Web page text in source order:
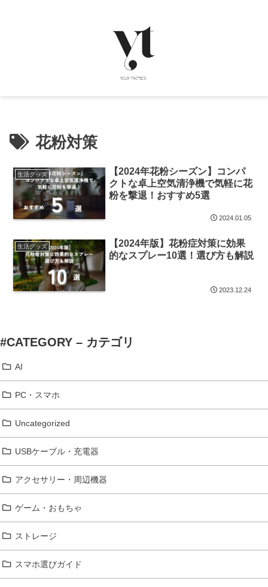
花粉対策
生活グッズ
【2024年花粉シーズン】コンパ
クトな卓上空気清浄機で気軽に花
粉を撃退！おすすめ5選
2024.01.05
生活グッズ
【2024年版】花粉症対策に効果
的なスプレー10選！選び方も解説
2023.12.24
#CATEGORY – カテゴリ
AI
PC・スマホ
Uncategorized
USBケーブル・充電器
アクセサリー・周辺機器
ゲーム・おもちゃ
ストレージ
スマホ選びガイド